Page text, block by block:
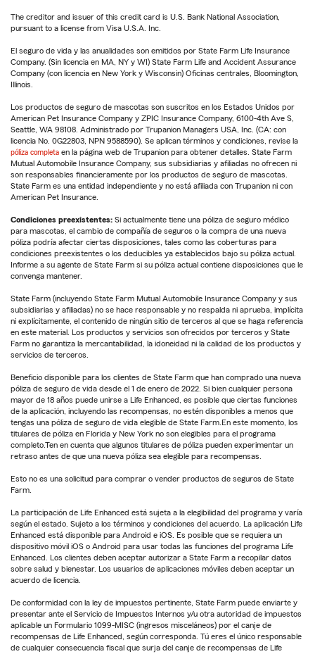
The creditor and issuer of this credit card is U.S. Bank National Association,
pursuant to a license from Visa U.S.A. Inc.
El seguro de vida y las anualidades son emitidos por State Farm Life Insurance
Company. (Sin licencia en MA, NY y WI) State Farm Life and Accident Assurance
Company (con licencia en New York y Wisconsin) Oficinas centrales, Bloomington,
Illinois.
Los productos de seguro de mascotas son suscritos en los Estados Unidos por
American Pet Insurance Company y ZPIC Insurance Company, 6100-4th Ave S,
Seattle, WA 98108. Administrado por Trupanion Managers USA, Inc. (CA: con
licencia No. 0G22803, NPN 9588590). Se aplican términos y condiciones, revise la
póliza completa en la página web de Trupanion para obtener detalles. State Farm
Mutual Automobile Insurance Company, sus subsidiarias y afiliadas no ofrecen ni
son responsables financieramente por los productos de seguro de mascotas.
State Farm es una entidad independiente y no está afiliada con Trupanion ni con
American Pet Insurance.
Condiciones preexistentes: Si actualmente tiene una póliza de seguro médico
para mascotas, el cambio de compañía de seguros o la compra de una nueva
póliza podría afectar ciertas disposiciones, tales como las coberturas para
condiciones preexistentes o los deducibles ya establecidos bajo su póliza actual.
Informe a su agente de State Farm si su póliza actual contiene disposiciones que le
convenga mantener.
State Farm (incluyendo State Farm Mutual Automobile Insurance Company y sus
subsidiarias y afiliadas) no se hace responsable y no respalda ni aprueba, implícita
ni explícitamente, el contenido de ningún sitio de terceros al que se haga referencia
en este material. Los productos y servicios son ofrecidos por terceros y State
Farm no garantiza la mercantabilidad, la idoneidad ni la calidad de los productos y
servicios de terceros.
Beneficio disponible para los clientes de State Farm que han comprado una nueva
póliza de seguro de vida desde el 1 de enero de 2022. Si bien cualquier persona
mayor de 18 años puede unirse a Life Enhanced, es posible que ciertas funciones
de la aplicación, incluyendo las recompensas, no estén disponibles a menos que
tengas una póliza de seguro de vida elegible de State Farm.En este momento, los
titulares de póliza en Florida y New York no son elegibles para el programa
completo.Ten en cuenta que algunos titulares de póliza pueden experimentar un
retraso antes de que una nueva póliza sea elegible para recompensas.
Esto no es una solicitud para comprar o vender productos de seguros de State
Farm.
La participación de Life Enhanced está sujeta a la elegibilidad del programa y varía
según el estado. Sujeto a los términos y condiciones del acuerdo. La aplicación Life
Enhanced está disponible para Android e iOS. Es posible que se requiera un
dispositivo móvil iOS o Android para usar todas las funciones del programa Life
Enhanced. Los clientes deben aceptar autorizar a State Farm a recopilar datos
sobre salud y bienestar. Los usuarios de aplicaciones móviles deben aceptar un
acuerdo de licencia.
De conformidad con la ley de impuestos pertinente, State Farm puede enviarte y
presentar ante el Servicio de Impuestos Internos y/u otra autoridad de impuestos
aplicable un Formulario 1099-MISC (ingresos misceláneos) por el canje de
recompensas de Life Enhanced, según corresponda. Tú eres el único responsable
de cualquier consecuencia fiscal que surja del canje de recompensas de Life